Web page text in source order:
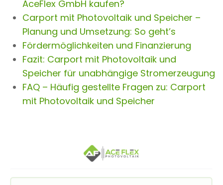
AceFlex GmbH kaufen?
Carport mit Photovoltaik und Speicher –
Planung und Umsetzung: So geht’s
Fördermöglichkeiten und Finanzierung
Fazit: Carport mit Photovoltaik und
Speicher für unabhängige Stromerzeugung
FAQ – Häufig gestellte Fragen zu: Carport
mit Photovoltaik und Speicher